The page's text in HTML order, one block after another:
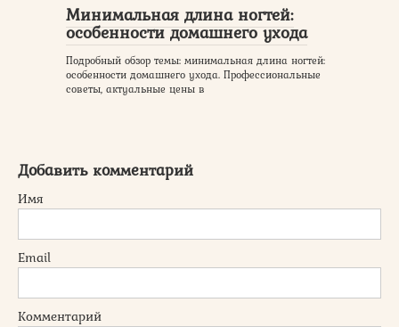
Минимальная длина ногтей:
особенности домашнего ухода
Подробный обзор темы: минимальная длина ногтей:
особенности домашнего ухода. Профессиональные
советы, актуальные цены в
Добавить комментарий
Имя
Email
Комментарий